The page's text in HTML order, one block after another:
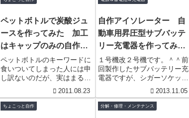
ペットボトルで炭酸ジュ
ースを作ってみた 加工
はキャップのみの自作炭
酸ソーダサイフォン
ペットボトルのキーワードに
食いついてしまった人には申
し訳ないのだが、実はまるむ
しはアクアリストである。
何の関係があるんだ？と思う
かもしれないがそれは後ほど
とい...
2011.08.23
自作アイソレーター 自
動車用昇圧型サブバッテ
リー充電器を作ってみ
た その2号
１号機改２号機です。＾＾前
回製作したサブバッテリー充
電器ですが、シガーソケット
からの電圧で充電するため満
充電することが出来なかっ
た。まぁそれだけでも価値は
一応あ...
2013.11.05
ちょこっと自作 分解・修理・メンテナンス